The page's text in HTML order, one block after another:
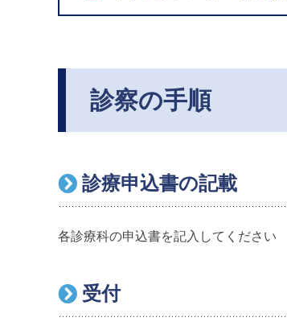
診察の手順
診療申込書の記載
各診療科の申込書を記入してください
受付